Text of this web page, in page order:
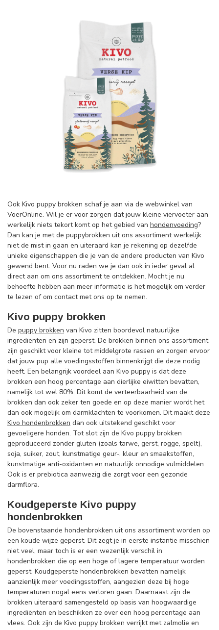
Ook Kivo puppy brokken schaf je aan via de webwinkel van
VoerOnline. Wil je er voor zorgen dat jouw kleine viervoeter aan
werkelijk niets tekort komt op het gebied van hondenvoeding?
Dan kan je met de puppybrokken uit ons assortiment werkelijk
niet de mist in gaan en uiteraard kan je rekening op dezelfde
unieke eigenschappen die je van de andere producten van Kivo
gewend bent. Voor nu raden we je dan ook in ieder geval al
direct aan om ons assortiment te ontdekken. Mocht je nu
behoefte hebben aan meer informatie is het mogelijk om verder
te lezen of om contact met ons op te nemen.
Kivo puppy brokken
De puppy brokken van Kivo zitten boordevol natuurlijke
ingrediënten en zijn geperst. De brokken binnen ons assortiment
zijn geschikt voor kleine tot middelgrote rassen en zorgen ervoor
dat jouw pup alle voedingsstoffen binnenkrijgt die deze nodig
heeft. Een belangrijk voordeel aan Kivo puppy is dat deze
brokken een hoog percentage aan dierlijke eiwitten bevatten,
namelijk tot wel 80%. Dit komt de verteerbaarheid van de
brokken dan ook zeker ten goede en op deze manier wordt het
dan ook mogelijk om darmklachten te voorkomen. Dit maakt deze
Kivo hondenbrokken dan ook uitstekend geschikt voor
gevoeligere honden. Tot slot zijn de Kivo puppy brokken
geproduceerd zonder gluten (zoals tarwe, gerst, rogge, spelt),
soja, suiker, zout, kunstmatige geur-, kleur en smaakstoffen,
kunstmatige anti-oxidanten en natuurlijk onnodige vulmiddelen.
Ook is er prebiotica aanwezig die zorgt voor een gezonde
darmflora.
Koudgeperste Kivo puppy
hondenbrokken
De bovenstaande hondenbrokken uit ons assortiment worden op
een koude wijze geperst. Dit zegt je in eerste instantie misschien
niet veel, maar toch is er een wezenlijk verschil in
hondenbrokken die op een hoge of lagere temperatuur worden
geperst. Koudgeperste hondenbrokken bevatten namelijk
aanzienlijk meer voedingsstoffen, aangezien deze bij hoge
temperaturen nogal eens verloren gaan. Daarnaast zijn de
brokken uiteraard samengesteld op basis van hoogwaardige
ingrediënten en beschikken ze over een hoog percentage aan
vlees. Ook zijn de Kivo puppy brokken verrijkt met zalmolie en